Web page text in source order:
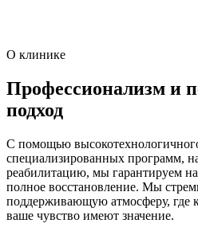
О клинике
Профессионализм и
подход
С помощью
специализированных программ,
реабилитацию, мы гарантируем
полное восстановление. Мы
поддерживающую атмосферу, где
ваше чувство имеют значение.